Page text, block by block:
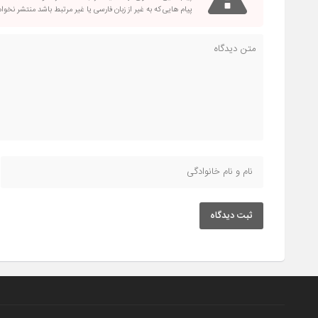
پیام هایی که به غیر از زبان فارسی یا غیر مرتبط باشد منتشر
ثبت دیدگاه